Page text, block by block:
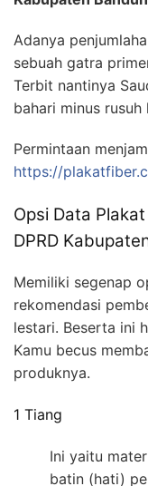
Adanya
sebuah gatra
Terbit nantinya
bahari minus
Permintaan
https://
Opsi Data
DPRD
Memiliki segenap
rekomendasi
lestari. Beserta ini
Kamu becus
produknya.
1 Tiang
Ini yaitu
batin (hati)